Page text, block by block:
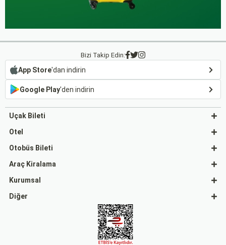
Bizi Takip Edin:
App Store'dan indirin
Google Play'den indirin
Uçak Bileti
Otel
Otobüs Bileti
Araç Kiralama
Kurumsal
Diğer